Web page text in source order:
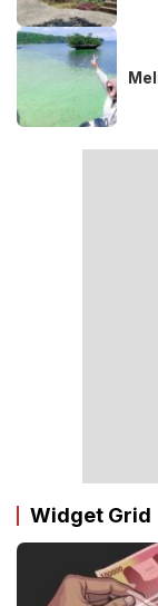
Widget Grid